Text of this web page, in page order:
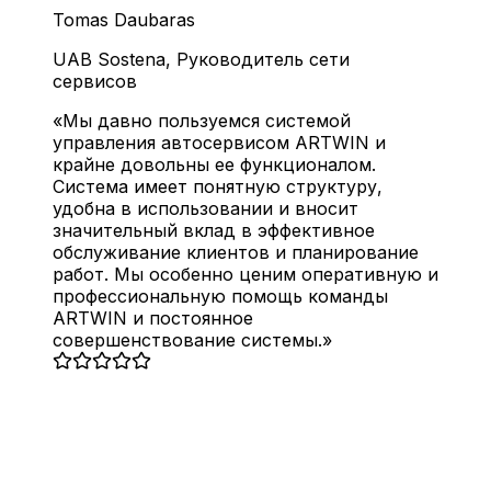
Tomas Daubaras
UAB Sostena, Руководитель сети
сервисов
Мы давно пользуемся системой
управления автосервисом ARTWIN и
крайне довольны ее функционалом.
Система имеет понятную структуру,
удобна в использовании и вносит
значительный вклад в эффективное
обслуживание клиентов и планирование
работ. Мы особенно ценим оперативную и
профессиональную помощь команды
ARTWIN и постоянное
совершенствование системы.